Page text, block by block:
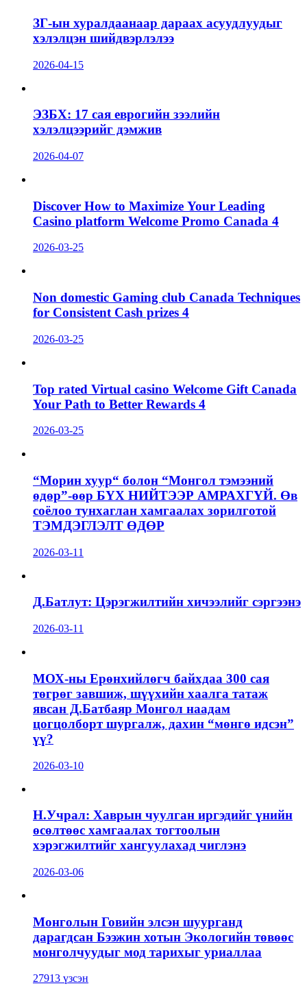
ЗГ-ын хуралдаанаар дараах асуудлуудыг
хэлэлцэн шийдвэрлэлээ
2026-04-15
ЭЗБХ: 17 сая еврогийн зээлийн
хэлэлцээрийг дэмжив
2026-04-07
Discover How to Maximize Your Leading
Casino platform Welcome Promo Canada 4
2026-03-25
Non domestic Gaming club Canada Techniques
for Consistent Cash prizes 4
2026-03-25
Top rated Virtual casino Welcome Gift Canada
Your Path to Better Rewards 4
2026-03-25
“Морин хуур“ болон “Монгол тэмээний
өдөр”-өөр БҮХ НИЙТЭЭР АМРАХГҮЙ. Өв
соёлоо тунхаглан хамгаалах зорилготой
ТЭМДЭГЛЭЛТ ӨДӨР
2026-03-11
Д.Батлут: Цэрэгжилтийн хичээлийг сэргээнэ
2026-03-11
МОХ-ны Ерөнхийлөгч байхдаа 300 сая
төгрөг завшиж, шүүхийн хаалга татаж
явсан Д.Батбаяр Монгол наадам
цогцолборт шургалж, дахин “мөнгө идсэн”
үү?
2026-03-10
Н.Учрал: Хаврын чуулган иргэдийг үнийн
өсөлтөөс хамгаалах тогтоолын
хэрэгжилтийг хангуулахад чиглэнэ
2026-03-06
Монголын Говийн элсэн шуурганд
дарагдсан Бээжин хотын Экологийн төвөөс
монголчуудыг мод тарихыг уриаллаа
27913 үзсэн